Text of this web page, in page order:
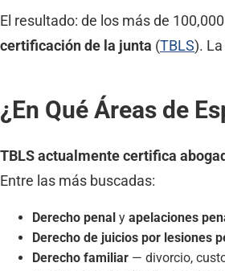
El resultado: de los más de
certificación de la junta (TBLS).
¿En Qué Áreas de
TBLS actualmente certifica
Entre las más buscadas:
Derecho penal y apelaciones
Derecho de juicios por lesiones
Derecho familiar — divorcio,